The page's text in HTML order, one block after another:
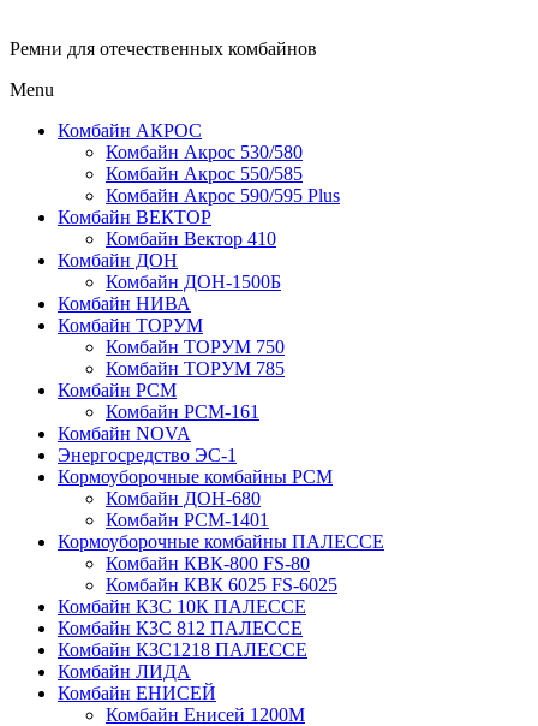
Ремни для отечественных комбайнов
Menu
Комбайн АКРОС
Комбайн Акрос 530/580
Комбайн Акрос 550/585
Комбайн Акрос 590/595 Plus
Комбайн ВЕКТОР
Комбайн Вектор 410
Комбайн ДОН
Комбайн ДОН-1500Б
Комбайн НИВА
Комбайн ТОРУМ
Комбайн ТОРУМ 750
Комбайн ТОРУМ 785
Комбайн РСМ
Комбайн РСМ-161
Комбайн NOVA
Энергосредство ЭС-1
Кормоуборочные комбайны РСМ
Комбайн ДОН-680
Комбайн РСМ-1401
Кормоуборочные комбайны ПАЛЕССЕ
Комбайн КВК-800 FS-80
Комбайн КВК 6025 FS-6025
Комбайн КЗС 10К ПАЛЕССЕ
Комбайн КЗС 812 ПАЛЕССЕ
Комбайн КЗС1218 ПАЛЕССЕ
Комбайн ЛИДА
Комбайн ЕНИСЕЙ
Комбайн Енисей 1200М